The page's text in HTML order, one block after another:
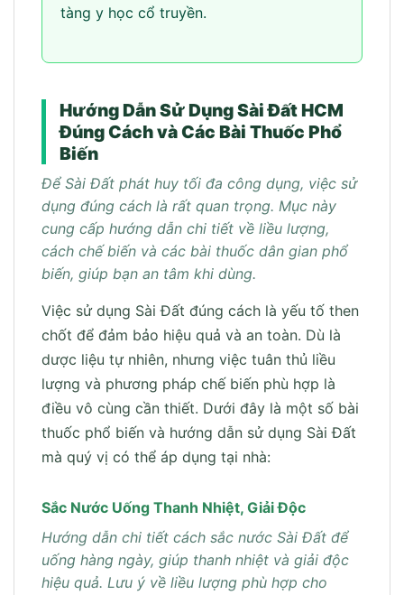
tàng y học cổ truyền.
Hướng Dẫn Sử Dụng Sài Đất HCM
Đúng Cách và Các Bài Thuốc Phổ
Biến
Để Sài Đất phát huy tối đa công dụng, việc sử
dụng đúng cách là rất quan trọng. Mục này
cung cấp hướng dẫn chi tiết về liều lượng,
cách chế biến và các bài thuốc dân gian phổ
biến, giúp bạn an tâm khi dùng.
Việc sử dụng Sài Đất đúng cách là yếu tố then
chốt để đảm bảo hiệu quả và an toàn. Dù là
dược liệu tự nhiên, nhưng việc tuân thủ liều
lượng và phương pháp chế biến phù hợp là
điều vô cùng cần thiết. Dưới đây là một số bài
thuốc phổ biến và hướng dẫn sử dụng Sài Đất
mà quý vị có thể áp dụng tại nhà:
Sắc Nước Uống Thanh Nhiệt, Giải Độc
Hướng dẫn chi tiết cách sắc nước Sài Đất để
uống hàng ngày, giúp thanh nhiệt và giải độc
hiệu quả. Lưu ý về liều lượng phù hợp cho